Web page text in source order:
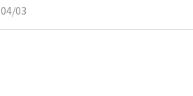
04/03